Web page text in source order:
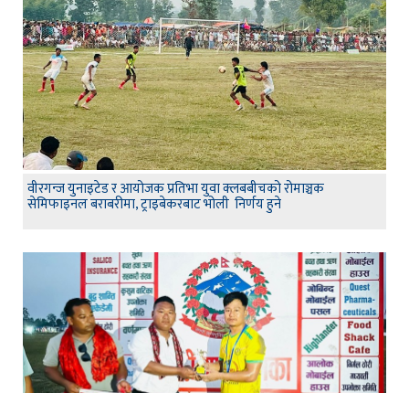
वीरगन्ज युनाइटेड र आयोजक प्रतिभा युवा क्लबबीचको रोमाञ्चक
सेमिफाइनल बराबरीमा, ट्राइबेकरबाट भोली निर्णय हुने